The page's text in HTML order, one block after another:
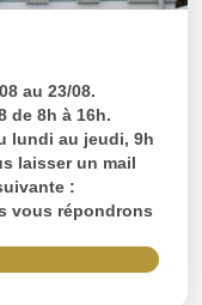
au 23/08.
de 8h à 16h.
lundi au jeudi, 9h
laisser un mail
:
vous répondrons